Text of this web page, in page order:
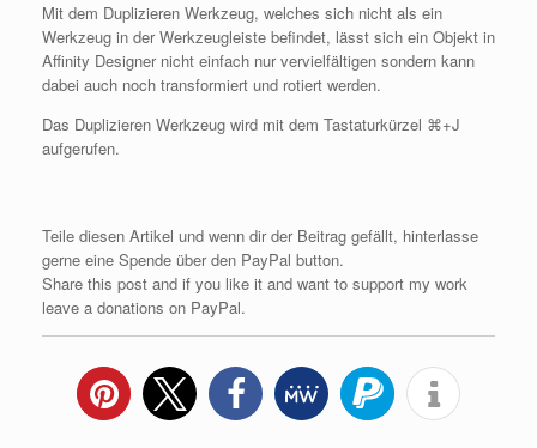
Mit dem Duplizieren Werkzeug, welches sich nicht als ein
Werkzeug in der Werkzeugleiste befindet, lässt sich ein Objekt in
Affinity Designer nicht einfach nur vervielfältigen sondern kann
dabei auch noch transformiert und rotiert werden.
Das Duplizieren Werkzeug wird mit dem Tastaturkürzel ⌘+J
aufgerufen.
Teile diesen Artikel und wenn dir der Beitrag gefällt, hinterlasse
gerne eine Spende über den PayPal button.
Share this post and if you like it and want to support my work
leave a donations on PayPal.